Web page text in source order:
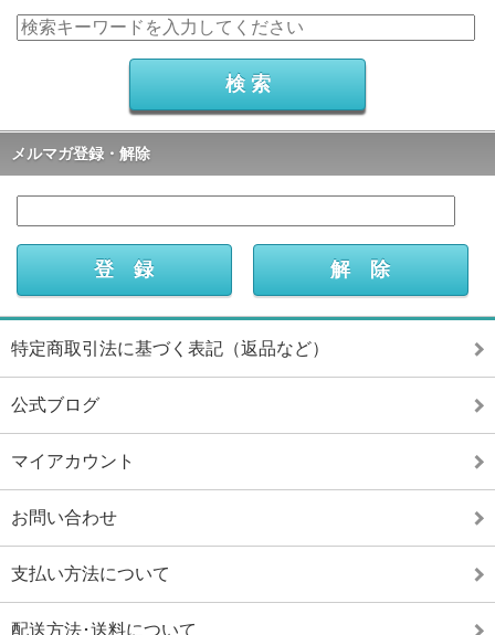
メルマガ登録・解除
特定商取引法に基づく表記（返品など）
公式ブログ
マイアカウント
お問い合わせ
支払い方法について
配送方法･送料について